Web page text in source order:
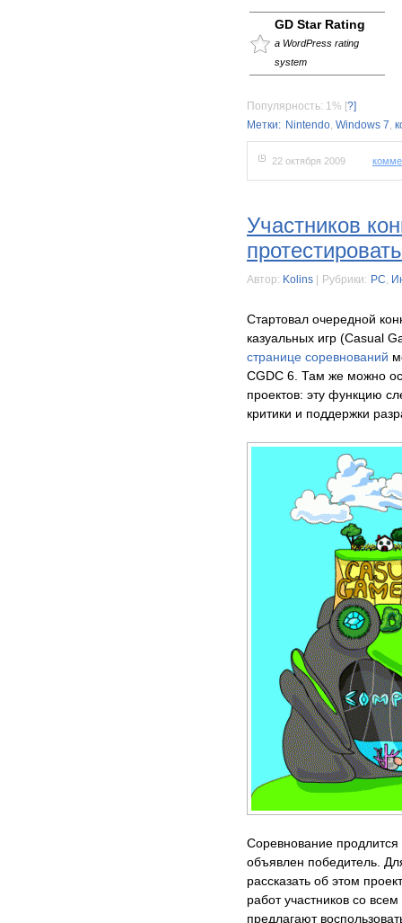
GD Star Rating
a WordPress rating
system
Популярность: 1% [?]
Метки: Nintendo, Windows 7,
22 октября 2009
Участников
Автор: Kolins Рубрики: PC,
Cтартовал очередной
казуальных игр (Casual
странице соревнований
CGDC 6. Там же можно
проектов: эту функцию
критики и поддержки
Соревнование продлится
объявлен победитель.
рассказать об этом
работ участников со
предлагают